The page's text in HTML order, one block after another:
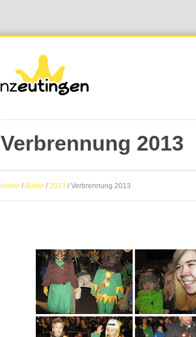
Verbrennung 2013
Home / Bilder / 2013 / Verbrennung 2013